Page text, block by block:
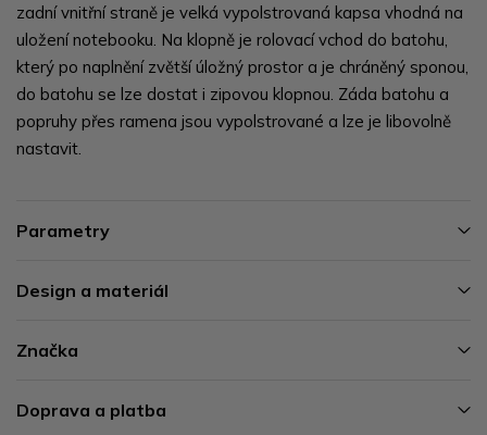
zadní vnitřní straně je velká vypolstrovaná kapsa vhodná na
uložení notebooku. Na klopně je rolovací vchod do batohu,
který po naplnění zvětší úložný prostor a je chráněný sponou,
do batohu se lze dostat i zipovou klopnou. Záda batohu a
popruhy přes ramena jsou vypolstrované a lze je libovolně
nastavit.
Parametry
Design a materiál
Značka
Doprava a platba